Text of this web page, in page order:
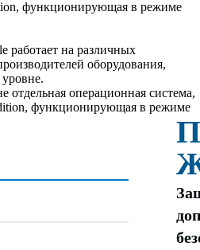
функционирующая в режиме
работает на различных
оборудования,